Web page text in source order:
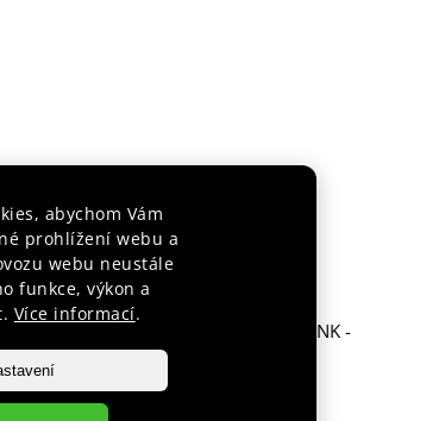
abychom Vám
prohlížení webu a
webu neustále
funkce, výkon a
Více informací.
LAPA ADIDAS SPEED COACH PINK -
PÁR
Skladem